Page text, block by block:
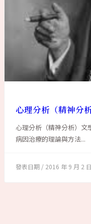
心理分析（精神分
心理分析（精神分析）文
病因治療的理論與方法...
2016 年 9 月 2 日